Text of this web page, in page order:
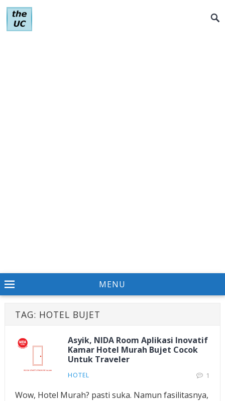
MENU
TAG: HOTEL BUJET
Asyik, NIDA Room Aplikasi Inovatif
Kamar Hotel Murah Bujet Cocok
Untuk Traveler
HOTEL 1
Wow, Hotel Murah? pasti suka. Namun fasilitasnya,